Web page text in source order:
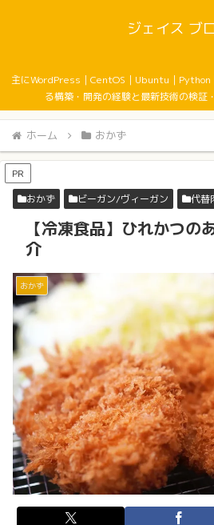
ジェイス ブ
主にWordPress｜CentOS｜Ubuntu｜
る構築・開発の経験と最新技術の検証
ホーム おかず
PR
おかず
ビーガン/ヴィーガン 代替
【冷凍食品】ひれかつの
介
おかず